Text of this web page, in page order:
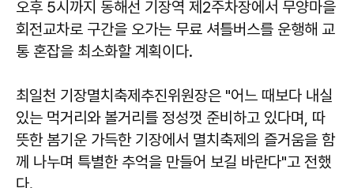
오후 5시까지 동해선 기장역 제2주차장에서 무양마을
회전교차로 구간을 오가는 무료 셔틀버스를 운행해 교
통 혼잡을 최소화할 계획이다.
최일천 기장멸치축제추진위원장은 "어느 때보다 내실
있는 먹거리와 볼거리를 정성껏 준비하고 있다며, 따
뜻한 봄기운 가득한 기장에서 멸치축제의 즐거움을 함
께 나누며 특별한 추억을 만들어 보길 바란다"고 전했